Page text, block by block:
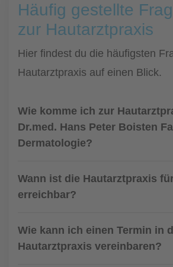
Häufig gestellte
zur Hautarztpraxis
Hier findest du die häufigsten
Hautarztpraxis auf einen Blick.
Wie komme ich zur
Dr.med. Hans Peter Boisten
Dermatologie?
Wann ist die Hautarztpraxis
erreichbar?
Wie kann ich einen Termin in
Hautarztpraxis vereinbaren?